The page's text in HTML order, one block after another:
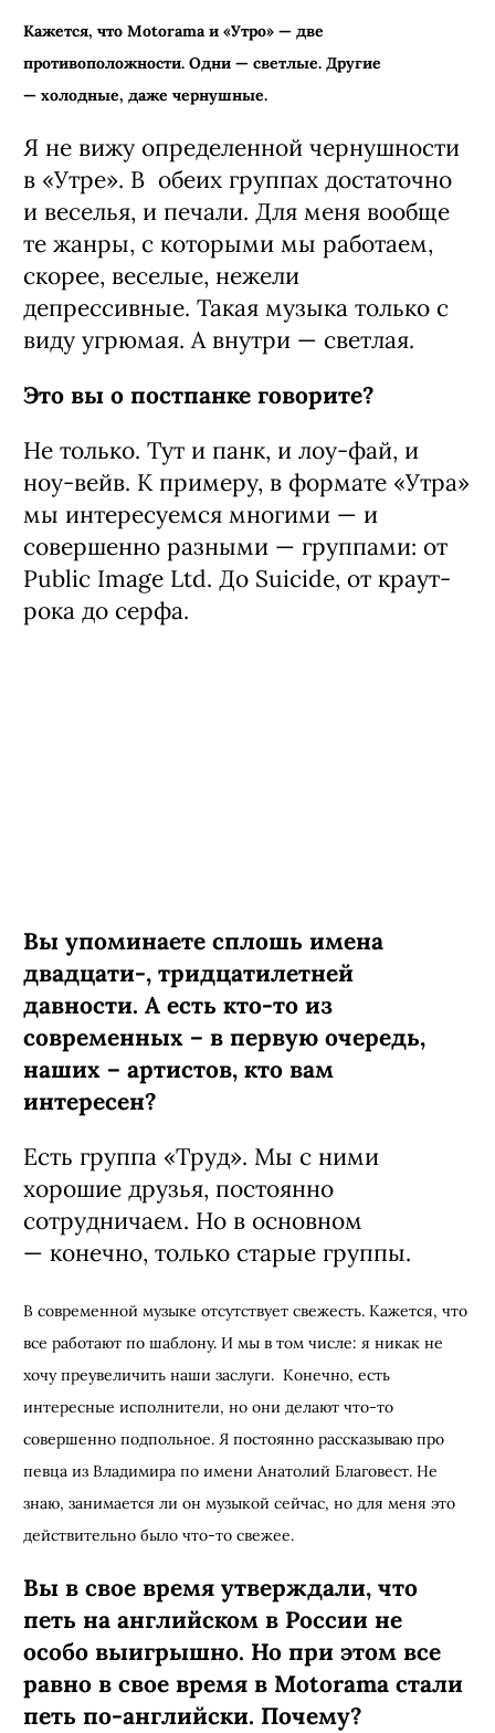
Кажется, что Motoramaи «Утро» — две
противоположности. Одни — светлые. Другие
— холодные, даже чернушные.
Я не вижу определенной чернушности
в «Утре». В обеих группах достаточно
и веселья, и печали. Для меня вообще
те жанры, с которыми мы работаем,
скорее, веселые, нежели
депрессивные. Такая музыка только с
виду угрюмая. А внутри — светлая.
Это вы о постпанке говорите?
Не только. Тут и панк, и лоу-фай, и
ноу-вейв. К примеру, в формате «Утра»
мы интересуемся многими — и
совершенно разными — группами: от
Public Image Ltd. До Suicide, от краут-
рока до серфа.
Вы упоминаете сплошь имена
двадцати-, тридцатилетней
давности. А есть кто-то из
современных – в первую очередь,
наших – артистов, кто вам
интересен?
Есть группа «Труд». Мы с ними
хорошие друзья, постоянно
сотрудничаем. Но в основном
— конечно, только старые группы.
В современной музыке отсутствует свежесть. Кажется, что
все работают по шаблону. И мы в том числе: я никак не
хочу преувеличить наши заслуги. Конечно, есть
интересные исполнители, но они делают что-то
совершенно подпольное. Я постоянно рассказываю про
певца из Владимира по имени Анатолий Благовест. Не
знаю, занимается ли он музыкой сейчас, но для меня это
действительно было что-то свежее.
Вы в свое время утверждали, что
петь на английском в России не
особо выигрышно. Но при этом все
равно в свое время в Motorama стали
петь по-английски. Почему?